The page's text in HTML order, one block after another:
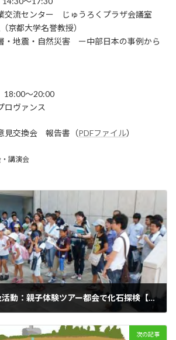
交流センター じゅうろくプラザ会議室
京都大学名誉教授）
・地震・自然災害 ー中部日本の事例から
18:00～20:00
ロヴァンス
見交換会 報告書（PDFファイル）
講演会
平成25年度 普及活動：親子体験ツアー都会で化石探検【結果報告】
次の記事